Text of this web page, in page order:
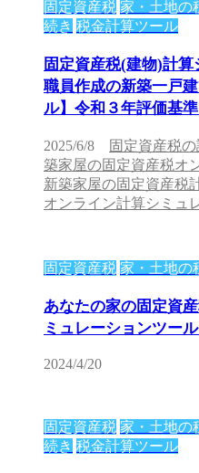
固定資産税 家・土地の
続き 税金計算ツール
固定資産税(建物)計
職員作成の新築一戸
ル】令和３年評価基
2025/6/8 固定資産税
築家屋の固定資産税オ
新築家屋の固定資産税
オンライン計算シミュ
固定資産税 家・土地の
あなたの家の固定資
ミュレーションツー
2024/4/20
固定資産税 家・土地の
続き 税金計算ツール